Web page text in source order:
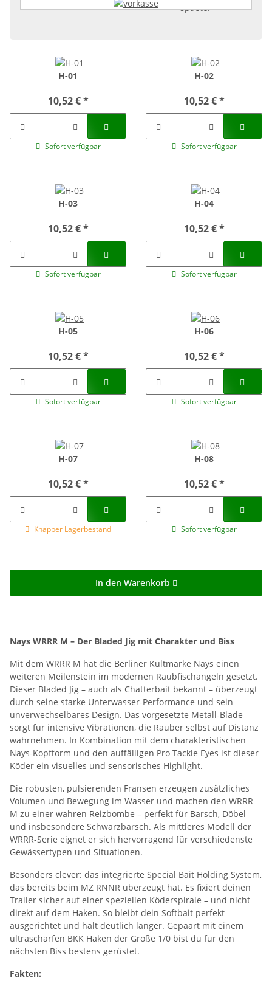
H-01
10,52 €*
Sofort verfügbar
H-02
10,52 €*
Sofort verfügbar
H-03
10,52 €*
Sofort verfügbar
H-04
10,52 €*
Sofort verfügbar
H-05
10,52 €*
Sofort verfügbar
H-06
10,52 €*
Sofort verfügbar
H-07
10,52 €*
Knapper Lagerbestand
H-08
10,52 €*
Sofort verfügbar
In den Warenkorb
Nays WRRR M – Der Bladed Jig mit Charakter und Biss
Mit dem WRRR M hat die Berliner Kultmarke Nays einen
weiteren Meilenstein im modernen Raubfischangeln gesetzt.
Dieser Bladed Jig – auch als Chatterbait bekannt – überzeugt
durch seine starke Unterwasser-Performance und sein
unverwechselbares Design. Das vorgesetzte Metall-Blade
sorgt für intensive Vibrationen, die Räuber selbst auf Distanz
wahrnehmen. In Kombination mit dem charakteristischen
Nays-Kopfform und den auffälligen Pro Tackle Eyes ist dieser
Köder ein visuelles und sensorisches Highlight.
Die robusten, pulsierenden Fransen erzeugen zusätzliches
Volumen und Bewegung im Wasser und machen den WRRR
M zu einer wahren Reizbombe – perfekt für Barsch, Döbel
und insbesondere Schwarzbarsch. Als mittleres Modell der
WRRR-Serie eignet er sich hervorragend für verschiedenste
Gewässertypen und Situationen.
Besonders clever: das integrierte Special Bait Holding System,
das bereits beim MZ RNNR überzeugt hat. Es fixiert deinen
Trailer sicher auf einer speziellen Köderspirale – und nicht
direkt auf dem Haken. So bleibt dein Softbait perfekt
ausgerichtet und hält deutlich länger. Gepaart mit einem
ultrascharfen BKK Haken der Größe 1/0 bist du für den
nächsten Biss bestens gerüstet.
Fakten: